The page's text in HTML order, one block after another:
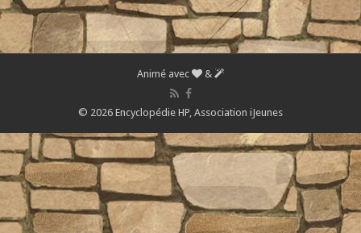
Animé avec &
© 2026 Encyclopédie HP, Association iJeunes